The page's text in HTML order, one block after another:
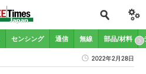
センシング 通信 無線 部品/材料
2022年2月28日